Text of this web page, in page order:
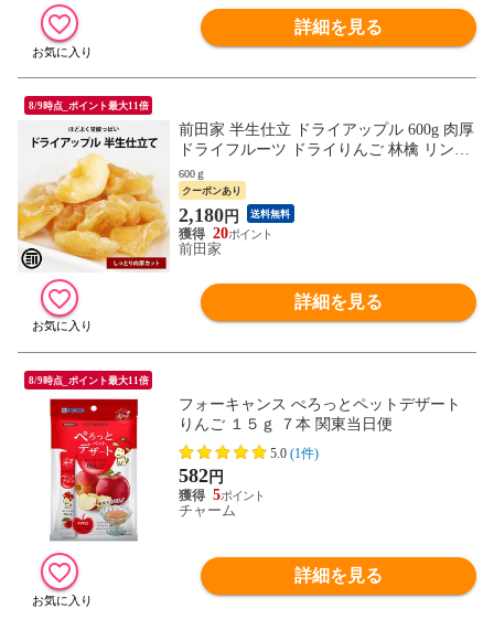
詳細を見る
8/9時点_ポイント最大11倍
前田家 半生仕立 ドライアップル 600g 肉厚
ドライフルーツ ドライりんご 林檎 リンゴ
セミドライ ヨーグルト 紅茶 シリアル トッ
ピング 果物 朝食 健康 栄養 家庭用 業務用
送料無料
600ｇ
クーポンあり
2,180円 送料無料
20
前田家
詳細を見る
8/9時点_ポイント最大11倍
フォーキャンス ぺろっとペットデザート
りんご １５ｇ ７本 関東当日便
5.0 (1件)
582円
5
チャーム
詳細を見る